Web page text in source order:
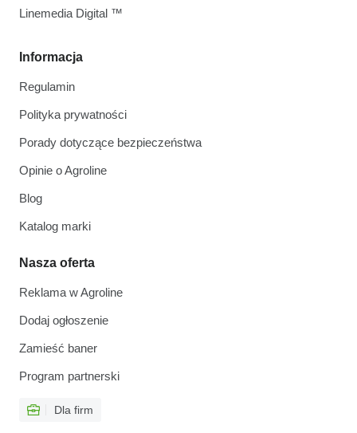
Informacja
Regulamin
Polityka prywatności
Porady dotyczące bezpieczeństwa
Opinie o Agroline
Blog
Katalog marki
Nasza oferta
Reklama w Agroline
Dodaj ogłoszenie
Zamieść baner
Program partnerski
Dla firm
Linemedia Digital ™